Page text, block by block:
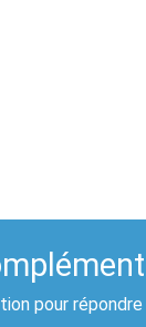
pour répondre